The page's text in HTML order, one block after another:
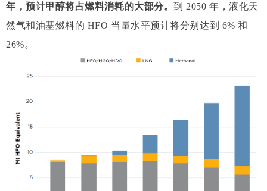
年，预计甲醇将占燃料消耗的大部分。到 2050 年，液化天
然气和油基燃料的 HFO 当量水平预计将分别达到 6% 和
26%。